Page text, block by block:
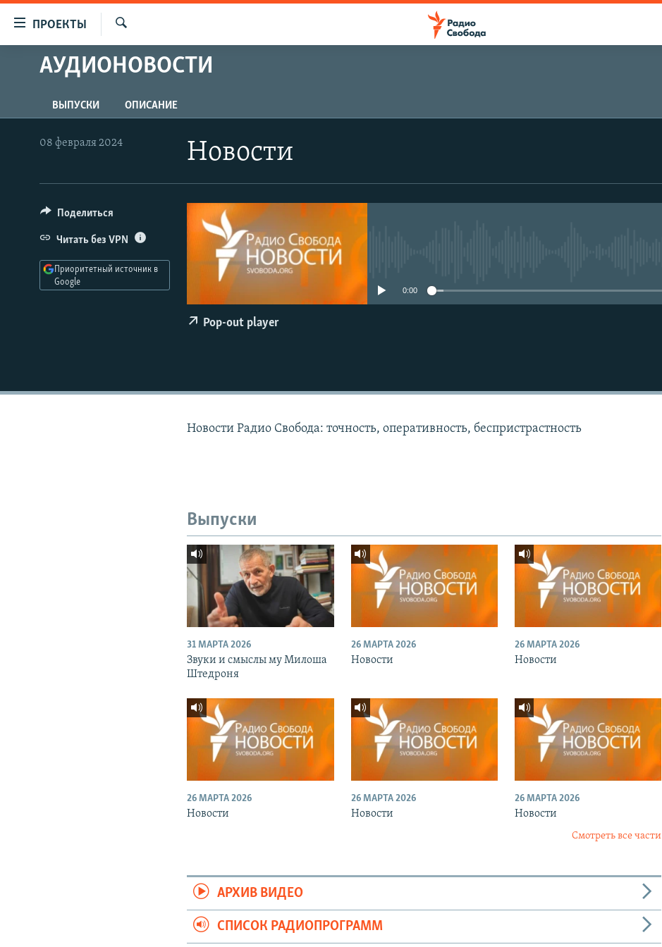
упрощенного
доступа
Вернуться
к
основному
главной
Вернутся
ПРОЕКТЫ
ПРОГРАММЫ
АВТОРСКИЕ ПРОЕКТЫ
ЦИТАТЫ СВОБОДЫ
IDEL.РЕАЛИИ
КАВКАЗ.РЕАЛИИ
СЕВЕР.РЕАЛИИ
СИБИРЬ.РЕАЛИИ
АУДИОНОВОСТИ
ВЫПУСКИ ОПИСАНИЕ
Новости
08 февраля 2024
0:00
Pop-out player
Поделиться
Читать без VPN
Приоритетный источник в
Google
Новости Радио Свобода: точность, оперативность, беспристрастность
Выпуски
31 МАРТА 2026
Звуки и смыслы му Милоша
Штедроня
26 МАРТА 2026
Новости
26 МАРТА 2026
Новости
26 МАРТА 2026
Новости
26 МАРТА 2026
Новости
26 МАРТА 2026
Новости
Смотреть все части
АРХИВ ВИДЕО
СПИСОК РАДИОПРОГРАММ